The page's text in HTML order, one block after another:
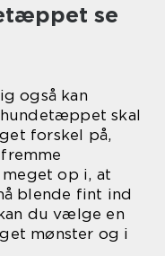
se
også kan
skal
forskel på,
op i, at
blende fint ind
du vælge en
mønster og i